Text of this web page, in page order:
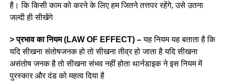
है। कि किसी काम को करने के लिए हम जितने तत्तपर रहेंगे, उसे उतना
जल्दी ही सीखेंगे
> प्रभाव का नियम (LAW OF EFFECT) –यह नियम यह बताता है कि
यदि सीखना संतोषजनक हो तो सीखना तीव्र हो जाता है यदि सीखना
असंतोष जनक है तो सीखना संभव नहीं होता थार्नडाइक ने इस नियम में
पुरस्कार और दंड को महत्व दिया है